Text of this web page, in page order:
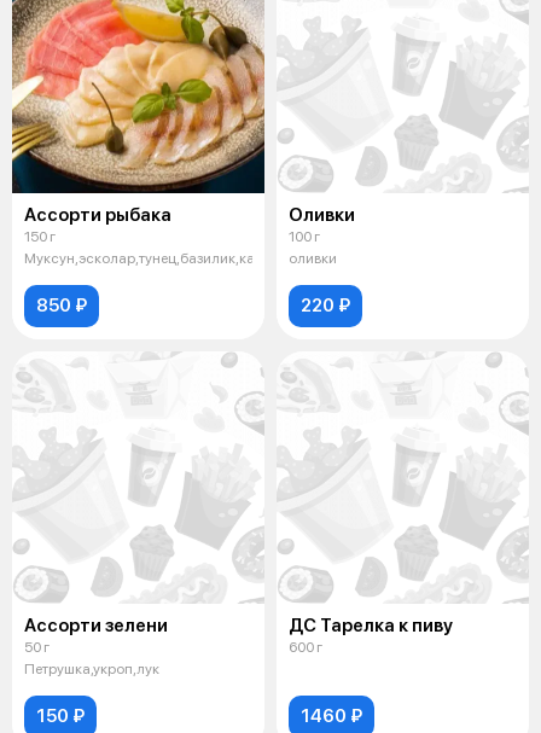
Ассорти рыбака
150 г
Муксун,эсколар,тунец,базилик,каперсы,лимон
850 ₽
Оливки
100 г
оливки
220 ₽
Ассорти зелени
50 г
Петрушка,укроп,лук
150 ₽
ДС Тарелка к пиву
600 г
1460 ₽